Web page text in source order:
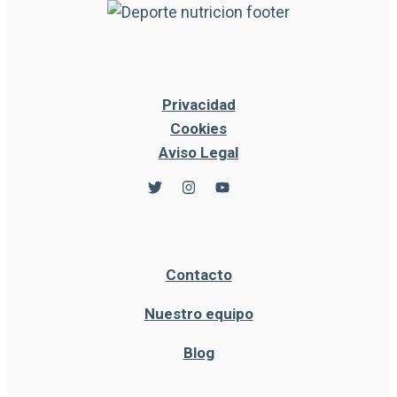
Privacidad
Cookies
Aviso Legal
Contacto
Nuestro equipo
Blog